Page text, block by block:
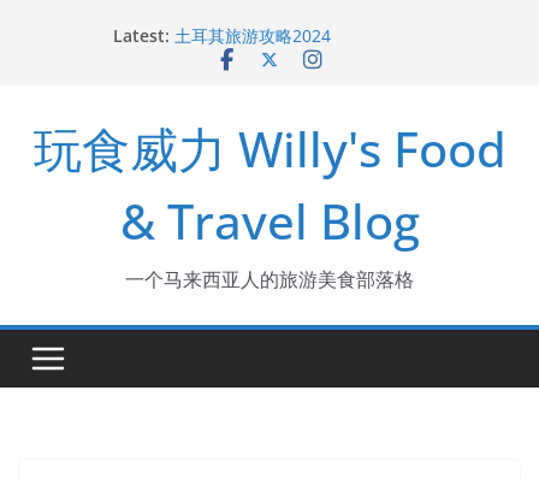
Latest: 土耳其旅游攻略2024
槟城新酒店 The George
玩食威力 Willy's Food
& Travel Blog
一个马来西亚人的旅游美食部落格